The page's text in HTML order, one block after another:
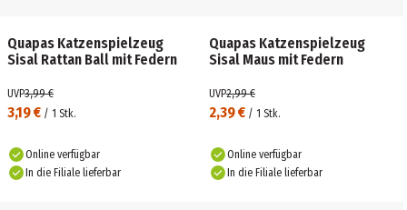
Quapas Katzenspielzeug
Sisal Rattan Ball mit Federn
3,19 € / 1 Stk.
UVP3,99 €
Online verfügbar
In die Filiale lieferbar
Quapas Katzenspielzeug
Sisal Maus mit Federn
2,39 € / 1 Stk.
UVP2,99 €
Online verfügbar
In die Filiale lieferbar